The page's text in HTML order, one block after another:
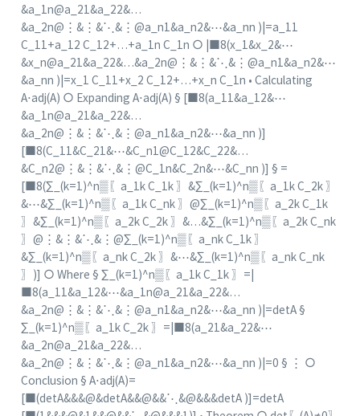
&a_1n@a_21&a_22&…
&a_2n@⋮&⋮&⋱&⋮ @a_n1&a_n2&⋯&a_nn )|=a_11
C_11+a_12 C_12+…+a_1n C_1n ○ |■8(x_1&x_2&⋯
&x_n@a_21&a_22&…&a_2n@⋮&⋮&⋱&⋮ @a_n1&a_n2&⋯
&a_nn )|=x_1 C_11+x_2 C_12+…+x_n C_1n • Calculating
A⋅adj(A) ○ Expanding A⋅adj(A) § [■8(a_11&a_12&⋯
&a_1n@a_21&a_22&…
&a_2n@⋮&⋮&⋱&⋮ @a_n1&a_n2&⋯&a_nn )]
[■8(C_11&C_21&⋯&C_n1@C_12&C_22&…
&C_n2@⋮&⋮&⋱&⋮ @C_1n&C_2n&⋯&C_nn )] § =
[■8(∑_(k=1)^n▒〖a_1k C_1k 〗&∑_(k=1)^n▒〖a_1k C_2k 〗
&⋯&∑_(k=1)^n▒〖a_1k C_nk 〗@∑_(k=1)^n▒〖a_2k C_1k
〗&∑_(k=1)^n▒〖a_2k C_2k 〗&…&∑_(k=1)^n▒〖a_2k C_nk
〗@⋮&⋮&⋱&⋮@∑_(k=1)^n▒〖a_nk C_1k 〗
&∑_(k=1)^n▒〖a_nk C_2k 〗&⋯&∑_(k=1)^n▒〖a_nk C_nk
〗)] ○ Where § ∑_(k=1)^n▒〖a_1k C_1k 〗=|
■8(a_11&a_12&⋯&a_1n@a_21&a_22&…
&a_2n@⋮&⋮&⋱&⋮ @a_n1&a_n2&⋯&a_nn )|=det⁡A §
∑_(k=1)^n▒〖a_1k C_2k 〗=|■8(a_21&a_22&⋯
&a_2n@a_21&a_22&…
&a_2n@⋮&⋮&⋱&⋮ @a_n1&a_n2&⋯&a_nn )|=0 § ⋮ ○
Conclusion § A⋅adj(A)=
[■(det⁡A&&&@&det⁡A&&@&&⋱&@&&&det⁡A )]=det⁡A